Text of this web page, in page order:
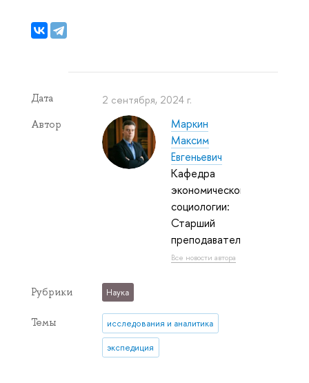
Дата 2 сентября, 2024 г.
Автор
Маркин
Максим
Евгеньевич
Кафедра
экономической
социологии:
Старший
преподаватель
Все новости автора
Рубрики Наука
Темы исследования и аналитика
экспедиция